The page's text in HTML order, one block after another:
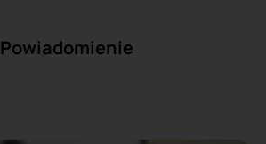
Powiadomienie